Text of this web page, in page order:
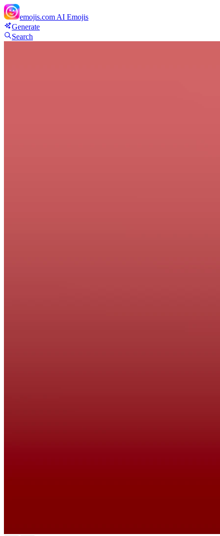
emojis.com AI Emojis
Generate
Search